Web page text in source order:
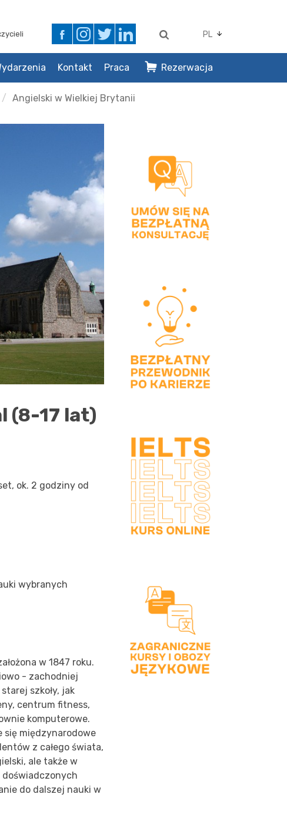
PL
Kontakt Praca Rezerwacja
Angielski w Wielkiej Brytanii
(8-17 lat)
ok. 2 godziny od
wybranych
w 1847 roku.
- zachodniej
szkoły, jak
centrum fitness,
komputerowe.
się międzynarodowe
z całego świata,
ale także w
doświadczonych
do dalszej nauki w